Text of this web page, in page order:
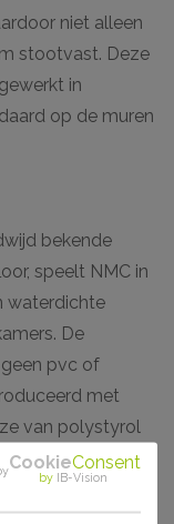
niet alleen
stootvast. Deze
in
op de muren
bekende
speelt NMC in
waterdichte
De
pvc of
met
van polystyrol
hebben ze
gewicht. De
CookieConsent
by IB-Vision